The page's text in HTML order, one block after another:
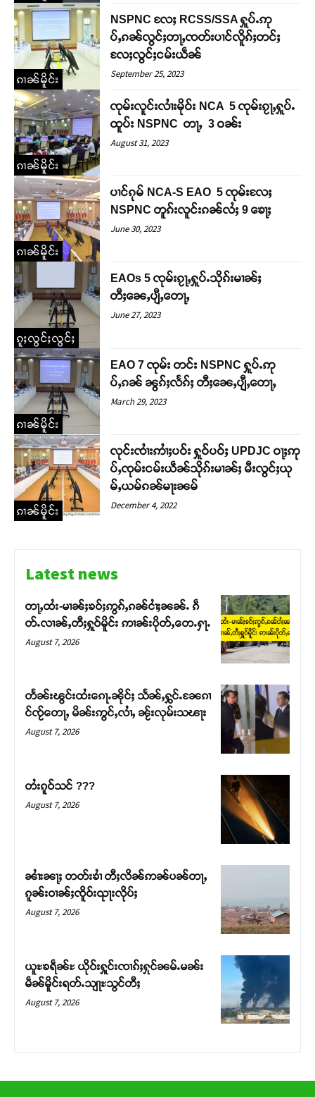
Support SHAN
တႃႇႁႂ်ႈသဵင်ၵၢင်ၸႂ်ၵူၼ်းမိူင်း ၵူႈတီႈၵူႈလႅၼ်ပေႃးတေၸွ
တ်ႇ တူဝ်ႈလုမ်ႈၾႃႉၼၼ်ႉ ၶဝ်ႈႁူမ်ႈၵမ်ႉထႅမ် ၸုမ်းၶၢ
Donate Now
ၵၢၼ်မိူင်း
NSPNC လႄႈ RCSS/SSA ႁူပ်ႉဢု
ပ်ႇၵၼ်လွင်ႈတႃႇၸတ်းပၢင်လိူၵ်ႈတင်ႈ
လႄႈလွင်ႈငမ်းယဵၼ်
September 25, 2023
ၵၢၼ်မိူင်း
ၸုမ်းလူင်းလၢႆးမိုဝ်း NCA 5 ၸုမ်းၵႂႃႇႁူပ်ႉ
ထူပ်း NSPNC တႃႇ 3 ဝၼ်း
August 31, 2023
ၵၢၼ်မိူင်း
ပၢင်ၵုမ် NCA-S EAO 5 ၸုမ်းလႄႈ
NSPNC တူၵ်းလူင်းၵၼ်လႆႈ 9 ၶေႃႈ
June 30, 2023
ၵူႈလွင်ႈလွင်ႈ
EAOs 5 ၸုမ်းၵႂႃႇႁူပ်ႉသိုၵ်းမၢၼ်ႈ
တီႈၼေႇပျီႇတေႃႇ
June 27, 2023
ၵၢၼ်မိူင်း
EAO 7 ၸုမ်း တင်း NSPNC ႁူပ်ႉဢု
ပ်ႇၵၼ် ၼွၵ်ႈလႅၵ်ႈ တီႈၼေႇပျီႇတေႃႇ
March 29, 2023
ၵၢၼ်မိူင်း
လုင်းၸၢႆးဢၢႆႈပဝ်း ႁူဝ်ပဝ်ႈ UPDJC ဝႃႈဢု
ပ်ႇၸုမ်းငမ်းယဵၼ်သိုၵ်းမၢၼ်ႈ မီးလွင်ႈယု
မ်ႇယမ်ၵၼ်မႃးၼမ်
December 4, 2022
Latest news
တႃႇထႆး-မၢၼ်ႈၶဝ်ႈဢွၵ်ႇၵၼ်ငၢႆႈၼၼ်ႉ ၵဵ
တ်ႉလၢၼ်ႇတီႈႁူဝ်မိူင်း ဢၢၼ်းပိုတ်ႇတေႉႁႃႉ
August 7, 2026
တႅၼ်းၽွင်းထႆးၵေႃႉၼိုင်ႈ သႅၼ်ႇႁွင်ႉၼႄၵၢ
င်ၸႂ်တေႃႇ မိၼ်းဢွင်ႇလၢႆႇ ၼႂ်းလုမ်းသၽႃး
August 7, 2026
တႆးၵူဝ်သင် ???
August 7, 2026
ၼၢႆးၼႃႈ တတ်းၶၢႆ တီႈလိၼ်ဢၼ်ပၼ်တႃႇ
ၵူၼ်းဝၢၼ်ႈၸိူဝ်းၺႃးလိုပ်ႈ
August 7, 2026
ယူႊၶရဵၼ်ႊ ယိုဝ်းႁူင်းၸၢၵ်ႈႁုင်ၼမ်ႉမၼ်း
မဵၼ်မိူင်းရတ်ႉသျႃႊသွင်တီႈ
August 7, 2026